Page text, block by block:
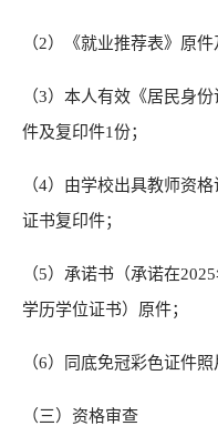
（2）《就业推荐表》原件
（3）本人有效《居民身
件及复印件1份；
（4）由学校出具教师资
证书复印件；
（5）承诺书（承诺在
学历学位证书）原件；
（6）同底免冠彩色证件照
（三）资格审查